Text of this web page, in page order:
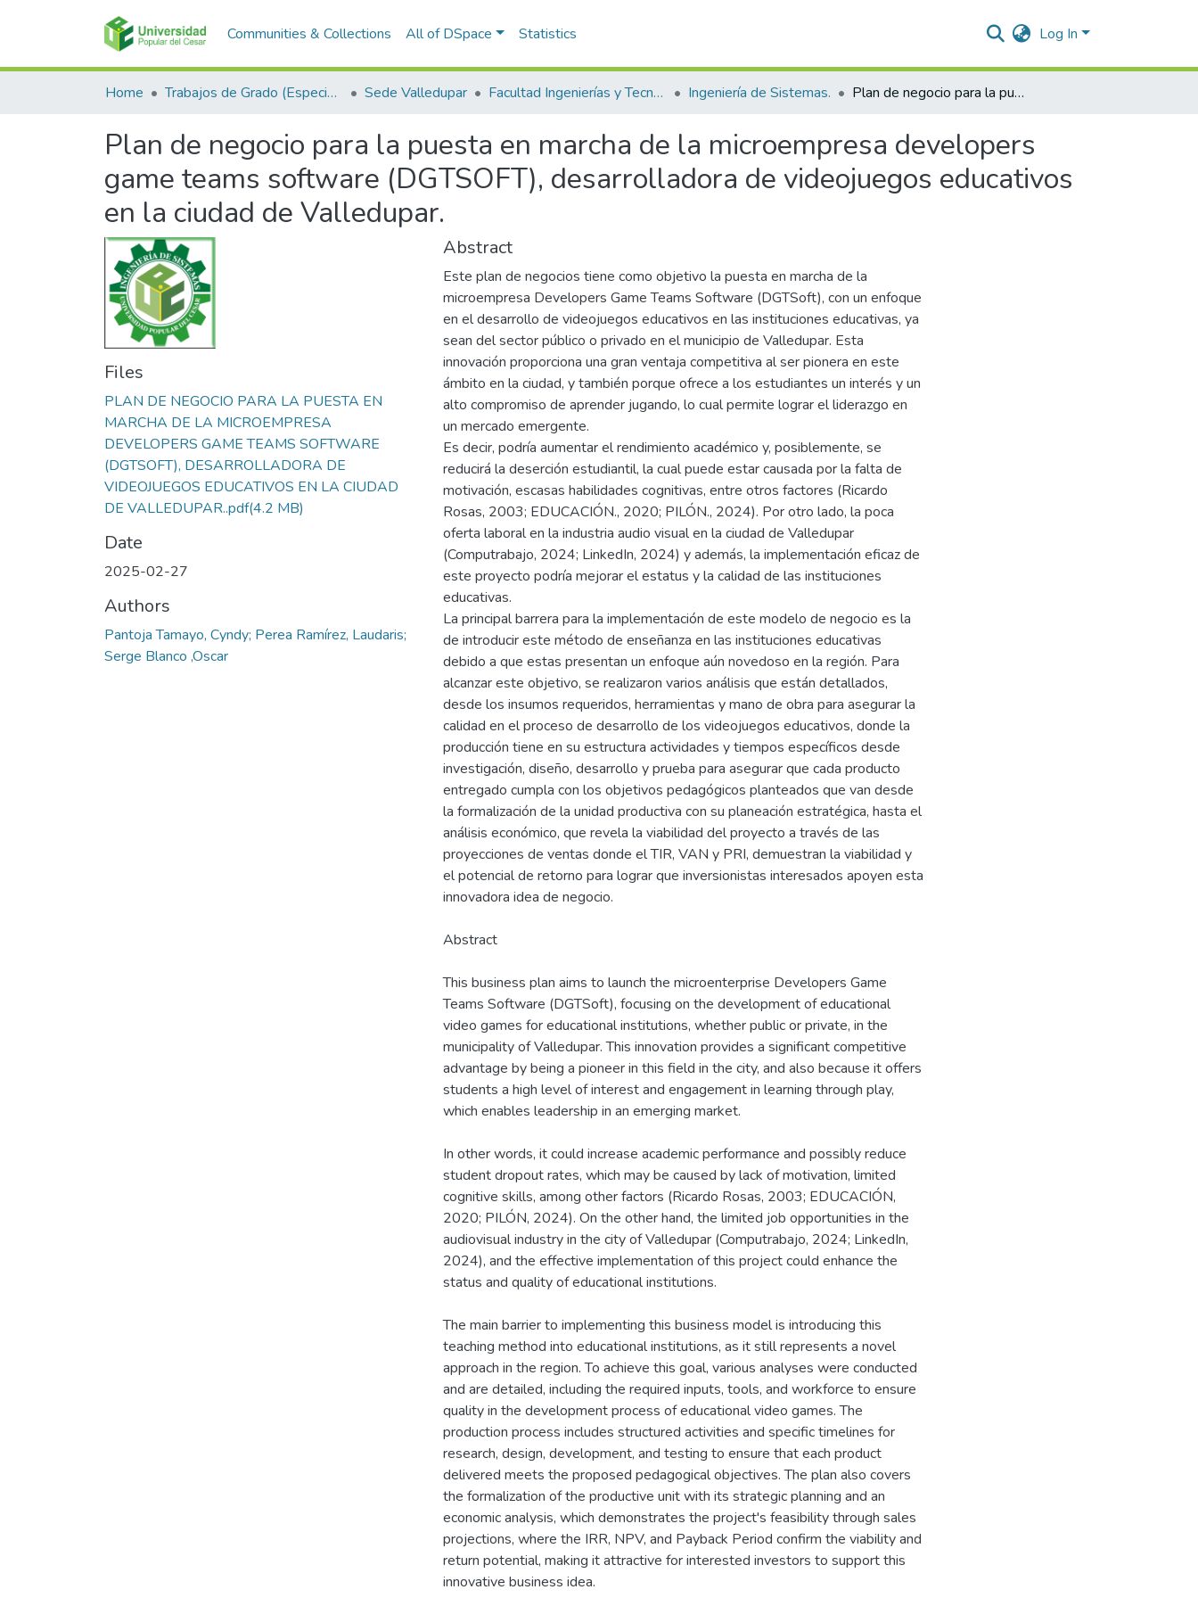
Communities & Collections All of DSpace Statistics Log In
Home Trabajos de Grado (Especializaciones y Pregrados) Sede Valledupar Facultad Ingenierías y Tecnologías Ingeniería de Sistemas. Plan de negocio para la puesta en marcha de la microempresa developers game teams software (DGTSOFT), desarrolladora de videojuegos educativos en la ciudad de Valledupar.
Plan de negocio para la puesta en marcha de la microempresa developers
game teams software (DGTSOFT), desarrolladora de videojuegos educativos
en la ciudad de Valledupar.
Files
PLAN DE NEGOCIO PARA LA PUESTA EN
MARCHA DE LA MICROEMPRESA
DEVELOPERS GAME TEAMS SOFTWARE
(DGTSOFT), DESARROLLADORA DE
VIDEOJUEGOS EDUCATIVOS EN LA CIUDAD
DE VALLEDUPAR..pdf(4.2 MB)
Date
2025-02-27
Authors
Pantoja Tamayo, Cyndy; Perea Ramírez, Laudaris;
Serge Blanco ,Oscar
Abstract
Este plan de negocios tiene como objetivo la puesta en marcha de la
microempresa Developers Game Teams Software (DGTSoft), con un enfoque
en el desarrollo de videojuegos educativos en las instituciones educativas, ya
sean del sector público o privado en el municipio de Valledupar. Esta
innovación proporciona una gran ventaja competitiva al ser pionera en este
ámbito en la ciudad, y también porque ofrece a los estudiantes un interés y un
alto compromiso de aprender jugando, lo cual permite lograr el liderazgo en
un mercado emergente.
Es decir, podría aumentar el rendimiento académico y, posiblemente, se
reducirá la deserción estudiantil, la cual puede estar causada por la falta de
motivación, escasas habilidades cognitivas, entre otros factores (Ricardo
Rosas, 2003; EDUCACIÓN., 2020; PILÓN., 2024). Por otro lado, la poca
oferta laboral en la industria audio visual en la ciudad de Valledupar
(Computrabajo, 2024; LinkedIn, 2024) y además, la implementación eficaz de
este proyecto podría mejorar el estatus y la calidad de las instituciones
educativas.
La principal barrera para la implementación de este modelo de negocio es la
de introducir este método de enseñanza en las instituciones educativas
debido a que estas presentan un enfoque aún novedoso en la región. Para
alcanzar este objetivo, se realizaron varios análisis que están detallados,
desde los insumos requeridos, herramientas y mano de obra para asegurar la
calidad en el proceso de desarrollo de los videojuegos educativos, donde la
producción tiene en su estructura actividades y tiempos específicos desde
investigación, diseño, desarrollo y prueba para asegurar que cada producto
entregado cumpla con los objetivos pedagógicos planteados que van desde
la formalización de la unidad productiva con su planeación estratégica, hasta el
análisis económico, que revela la viabilidad del proyecto a través de las
proyecciones de ventas donde el TIR, VAN y PRI, demuestran la viabilidad y
el potencial de retorno para lograr que inversionistas interesados apoyen esta
innovadora idea de negocio.
Abstract
This business plan aims to launch the microenterprise Developers Game
Teams Software (DGTSoft), focusing on the development of educational
video games for educational institutions, whether public or private, in the
municipality of Valledupar. This innovation provides a significant competitive
advantage by being a pioneer in this field in the city, and also because it offers
students a high level of interest and engagement in learning through play,
which enables leadership in an emerging market.
In other words, it could increase academic performance and possibly reduce
student dropout rates, which may be caused by lack of motivation, limited
cognitive skills, among other factors (Ricardo Rosas, 2003; EDUCACIÓN,
2020; PILÓN, 2024). On the other hand, the limited job opportunities in the
audiovisual industry in the city of Valledupar (Computrabajo, 2024; LinkedIn,
2024), and the effective implementation of this project could enhance the
status and quality of educational institutions.
The main barrier to implementing this business model is introducing this
teaching method into educational institutions, as it still represents a novel
approach in the region. To achieve this goal, various analyses were conducted
and are detailed, including the required inputs, tools, and workforce to ensure
quality in the development process of educational video games. The
production process includes structured activities and specific timelines for
research, design, development, and testing to ensure that each product
delivered meets the proposed pedagogical objectives. The plan also covers
the formalization of the productive unit with its strategic planning and an
economic analysis, which demonstrates the project's feasibility through sales
projections, where the IRR, NPV, and Payback Period confirm the viability and
return potential, making it attractive for interested investors to support this
innovative business idea.